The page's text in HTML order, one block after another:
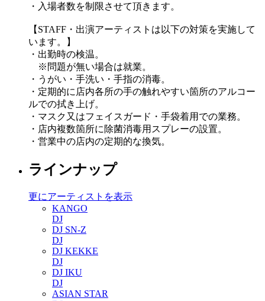
・入場者数を制限させて頂きます。
【STAFF・出演アーティストは以下の対策を実施して
います。】
・出勤時の検温。
※問題が無い場合は就業。
・うがい・手洗い・手指の消毒。
・定期的に店内各所の手の触れやすい箇所のアルコー
ルでの拭き上げ。
・マスク又はフェイスガード・手袋着用での業務。
・店内複数箇所に除菌消毒用スプレーの設置。
・営業中の店内の定期的な換気。
ラインナップ
更にアーティストを表示
KANGO
DJ
DJ SN-Z
DJ
DJ KEKKE
DJ
DJ IKU
DJ
ASIAN STAR